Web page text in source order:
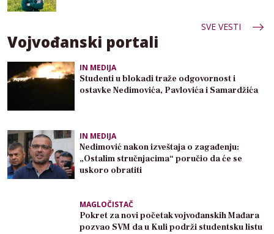
SVE VESTI
Vojvođanski portali
IN MEDIJA
Studenti u blokadi traže odgovornost i
ostavke Nedimovića, Pavlovića i Samardžića
IN MEDIJA
Nedimović nakon izveštaja o zagađenju:
„Ostalim stručnjacima“ poručio da će se
uskoro obratiti
MAGLOČISTAČ
Pokret za novi početak vojvođanskih Mađara
pozvao SVM da u Kuli podrži studentsku listu